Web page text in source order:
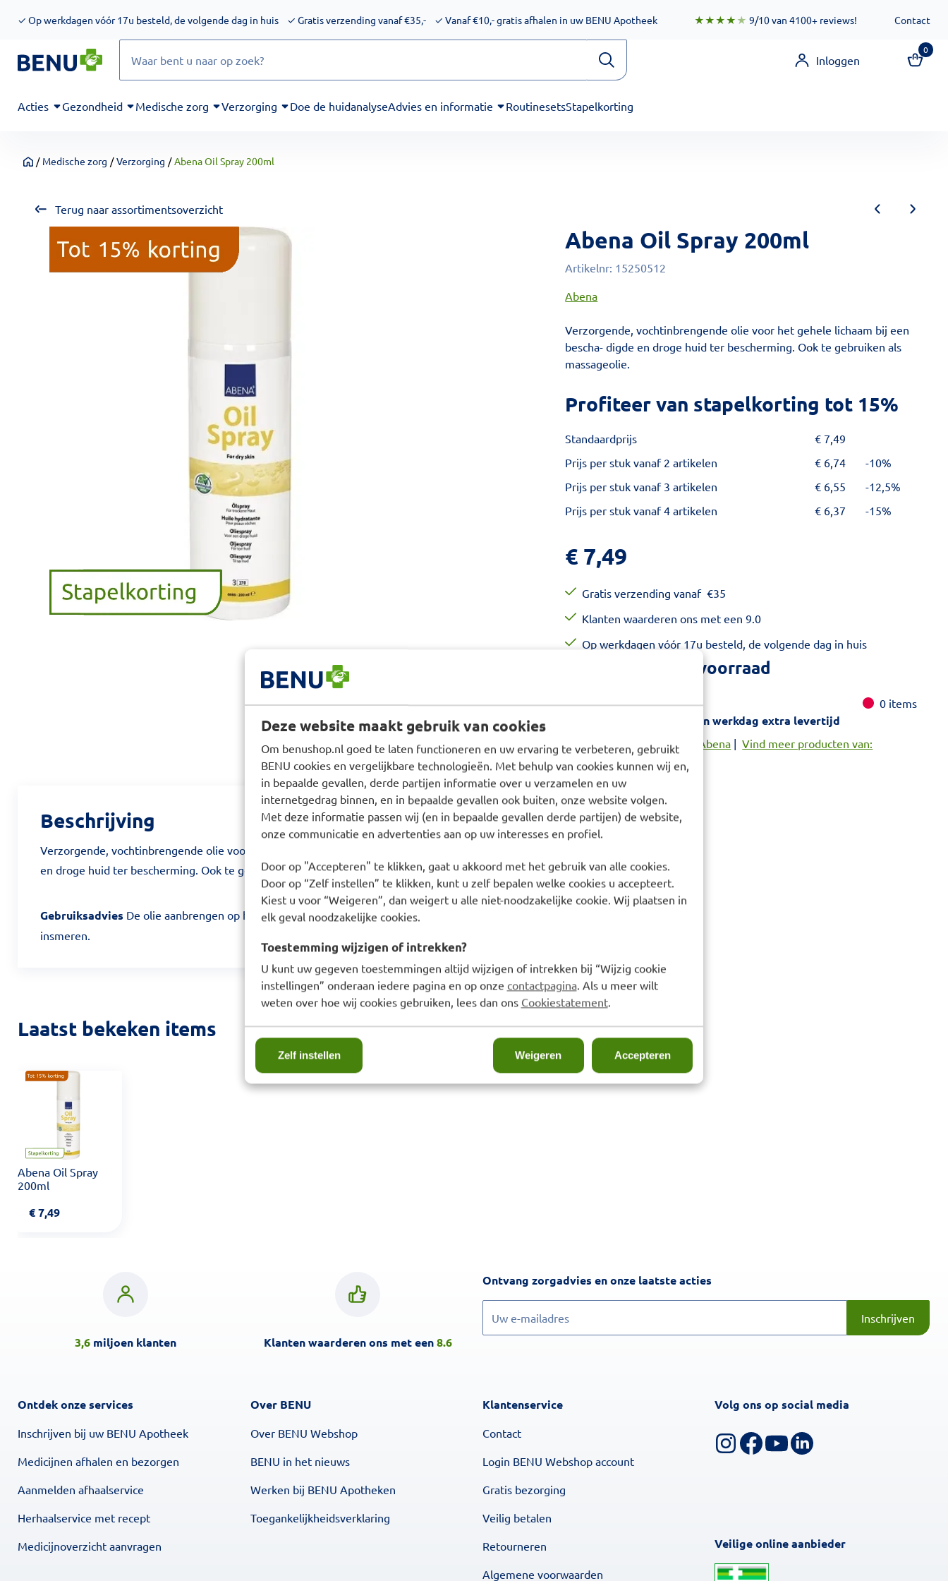
Deze website maakt gebruik van cookies
Om benushop.nl goed te laten functioneren en uw ervaring te verbeteren, gebruikt
BENU cookies en vergelijkbare technologieën. Met behulp van cookies kunnen wij en,
in bepaalde gevallen, derde partijen informatie over u verzamelen en uw
internetgedrag binnen, en in bepaalde gevallen ook buiten, onze website volgen.
Met deze informatie passen wij (en in bepaalde gevallen derde partijen) de website,
onze communicatie en advertenties aan op uw interesses en profiel.
Door op "Accepteren" te klikken, gaat u akkoord met het gebruik van alle cookies.
Door op “Zelf instellen” te klikken, kunt u zelf bepalen welke cookies u accepteert.
Kiest u voor “Weigeren”, dan weigert u alle niet-noodzakelijke cookie. Wij plaatsen in
elk geval noodzakelijke cookies.
Toestemming wijzigen of intrekken?
U kunt uw gegeven toestemmingen altijd wijzigen of intrekken bij “Wijzig cookie
instellingen” onderaan iedere pagina en op onze contactpagina. Als u meer wilt
weten over hoe wij cookies gebruiken, lees dan ons Cookiestatement.
Zelf instellen Weigeren Accepteren
✓ Op werkdagen vóór 17u besteld, de volgende dag in huis ✓ Gratis verzending vanaf €35,- ✓ Vanaf €10,- gratis afhalen in uw BENU Apotheek ★★★★ ★ 9/10 van 4100+ reviews! Contact
Inloggen
0
Acties Gezondheid Medische zorg Verzorging Doe de huidanalyseAdvies en informatie RoutinesetsStapelkorting
Home
/ Medische zorg / Verzorging / Abena Oil Spray 200ml
Terug naar assortimentsoverzicht
Abena Oil Spray 200ml
Artikelnr: 15250512
Abena
Verzorgende, vochtinbrengende olie voor het gehele lichaam bij een
bescha- digde en droge huid ter bescherming. Ook te gebruiken als
massageolie.
Profiteer van stapelkorting tot 15%
Standaardprijs € 7,49
Prijs per stuk vanaf 2 artikelen
€ 6,74
-10%
Prijs per stuk vanaf 3 artikelen
€ 6,55
-12,5%
Prijs per stuk vanaf 4 artikelen
€ 6,37 -15%
€ 7,49
Gratis verzending vanaf€35
Klanten waarderen ons met een 9.0
Op werkdagen vóór 17u besteld, de volgende dag in huis
Tijdelijk niet op voorraad
Lage voorraad: 0 items
Voor dit product geldt één werkdag extra levertijd
Vind meer producten van: Abena |Vind meer producten van:
Verzorging
Beschrijving
Verzorgende, vochtinbrengende olie voor het gehele lichaam bij een beschadigde
en droge huid ter bescherming. Ook te gebruiken als massageolie.
Gebruiksadvies De olie aanbrengen op het (hele) lichaam en vervolgens goed
insmeren.
Laatst bekeken items
Abena Oil Spray
200ml
€7,49
3,6 miljoen klanten Klanten waarderen ons met een8.6
Ontvang zorgadvies en onze laatste actiesInschrijven
Inschrijven
Ontdek onze services
Inschrijven bij uw BENU Apotheek
Medicijnen afhalen en bezorgen
Aanmelden afhaalservice
Herhaalservice met recept
Medicijnoverzicht aanvragen
Over BENU
Over BENU Webshop
BENU in het nieuws
Werken bij BENU Apotheken
Toegankelijkheidsverklaring
Klantenservice
Contact
Login BENU Webshop account
Gratis bezorging
Veilig betalen
Retourneren
Algemene voorwaarden
Volg ons op social media
Volg ons op Instagram
Volg ons op Facebook
Bekijk ons YouTube-kanaal
Veilige online aanbieder